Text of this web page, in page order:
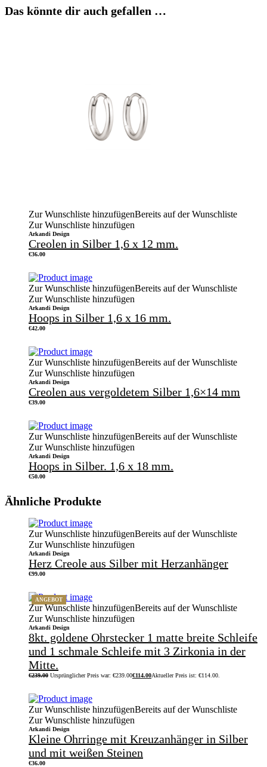
Das könnte dir auch gefallen …
Zur Wunschliste hinzufügenBereits auf der Wunschliste
Zur Wunschliste hinzufügen
Arkandi Design
Creolen in Silber 1,6 x 12 mm.
€36.00
Zur Wunschliste hinzufügenBereits auf der Wunschliste
Zur Wunschliste hinzufügen
Arkandi Design
Hoops in Silber 1,6 x 16 mm.
€42.00
Zur Wunschliste hinzufügenBereits auf der Wunschliste
Zur Wunschliste hinzufügen
Arkandi Design
Creolen aus vergoldetem Silber 1,6×14 mm
€39.00
Zur Wunschliste hinzufügenBereits auf der Wunschliste
Zur Wunschliste hinzufügen
Arkandi Design
Hoops in Silber. 1,6 x 18 mm.
€50.00
Ähnliche Produkte
Zur Wunschliste hinzufügenBereits auf der Wunschliste
Zur Wunschliste hinzufügen
Arkandi Design
Herz Creole aus Silber mit Herzanhänger
€99.00
ANGEBOT
Zur Wunschliste hinzufügenBereits auf der Wunschliste
Zur Wunschliste hinzufügen
Arkandi Design
8kt. goldene Ohrstecker 1 matte breite Schleife
und 1 schmale Schleife mit 3 Zirkonia in der
Mitte.
€239.00 Ursprünglicher Preis war: €239.00€114.00Aktueller Preis ist: €114.00.
Zur Wunschliste hinzufügenBereits auf der Wunschliste
Zur Wunschliste hinzufügen
Arkandi Design
Kleine Ohrringe mit Kreuzanhänger in Silber
und mit weißen Steinen
€36.00